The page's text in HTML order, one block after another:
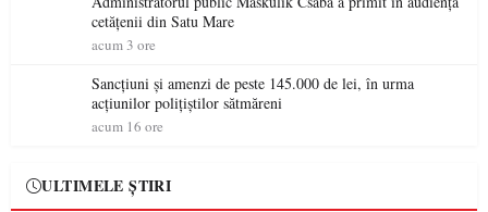
cetățenii din Satu Mare
acum 3 ore
Sancțiuni și amenzi de peste 145.000 de lei, în urma
acțiunilor polițiștilor sătmăreni
acum 16 ore
ULTIMELE ȘTIRI